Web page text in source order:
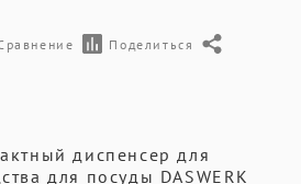
Поделиться
диспенсер для
для посуды DASWERK